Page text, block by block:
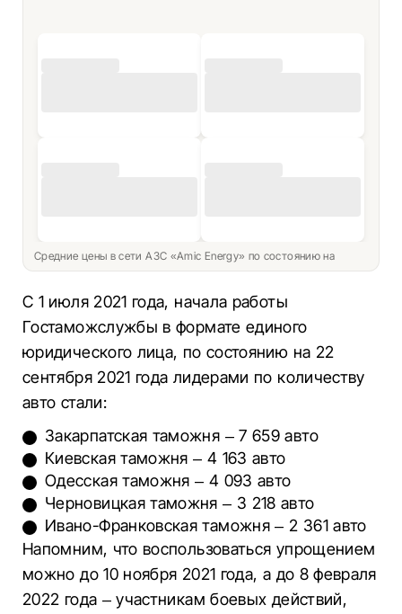
Средние цены в сети АЗС «Amic Energy» по состоянию на
С 1 июля 2021 года, начала работы
Гостаможслужбы в формате единого
юридического лица, по состоянию на 22
сентября 2021 года лидерами по количеству
авто стали:
Закарпатская таможня – 7 659 авто
Киевская таможня – 4 163 авто
Одесская таможня – 4 093 авто
Черновицкая таможня – 3 218 авто
Ивано-Франковская таможня – 2 361 авто
Напомним, что воспользоваться упрощением
можно до 10 ноября 2021 года, а до 8 февраля
2022 года – участникам боевых действий,